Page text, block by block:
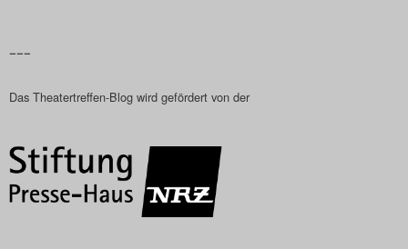
Das Theatertreffen-Blog
2018
Das Theatertreffen-Blog
2018 Alumni
Das Theatertreffen-Blog
–––
Das Theatertreffen-Blog wird gefördert von der